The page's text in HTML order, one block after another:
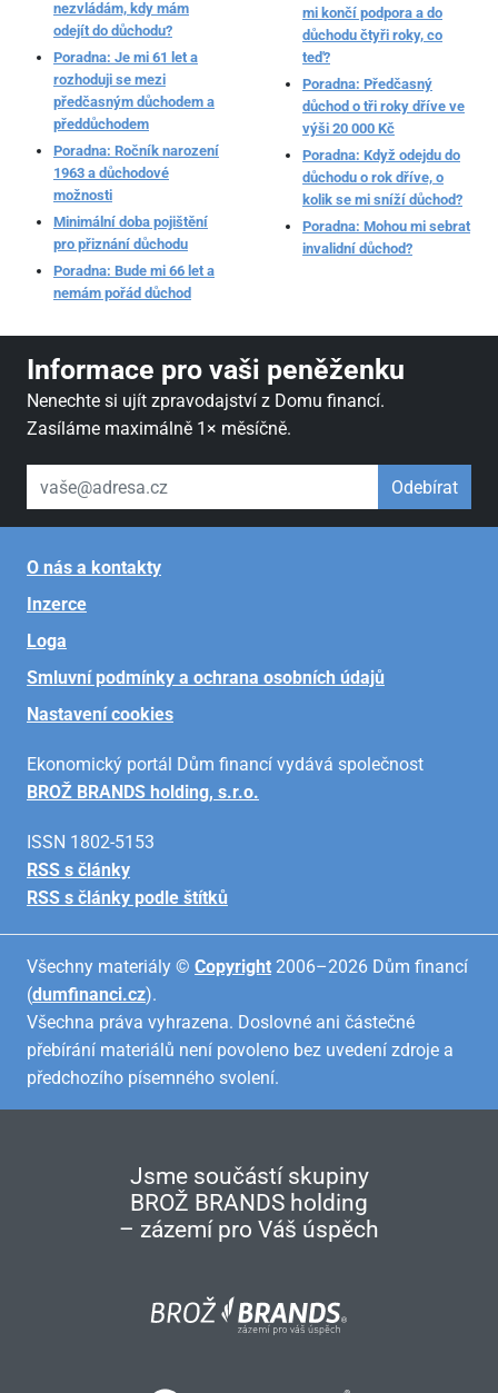
nezvládám, kdy mám
odejít do důchodu?
Poradna: Je mi 61 let a
rozhoduji se mezi
předčasným důchodem a
předdůchodem
Poradna: Ročník narození
1963 a důchodové
možnosti
Minimální doba pojištění
pro přiznání důchodu
Poradna: Bude mi 66 let a
nemám pořád důchod
mi končí podpora a do
důchodu čtyři roky, co
teď?
Poradna: Předčasný
důchod o tři roky dříve ve
výši 20 000 Kč
Poradna: Když odejdu do
důchodu o rok dříve, o
kolik se mi sníží důchod?
Poradna: Mohou mi sebrat
invalidní důchod?
Informace pro vaši peněženku
Nenechte si ujít zpravodajství z Domu financí.
Zasíláme maximálně 1× měsíčně.
váš email Odebírat
O nás a kontakty
Inzerce
Loga
Smluvní podmínky a ochrana osobních údajů
Nastavení cookies
Ekonomický portál Dům financí vydává společnost
BROŽ BRANDS holding, s.r.o.
ISSN 1802-5153
RSS s články
RSS s články podle štítků
Všechny materiály © Copyright 2006–2026 Dům financí
(dumfinanci.cz).
Všechna práva vyhrazena. Doslovné ani částečné
přebírání materiálů není povoleno bez uvedení zdroje a
předchozího písemného svolení.
Jsme součástí skupiny
BROŽ BRANDS holding
– zázemí pro Váš úspěch